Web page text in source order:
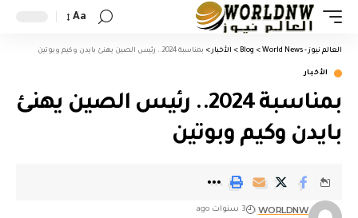
Aa
العالم نيوز - World News >
Blog
> الأخبار > بمناسبة 2024.. رئيس الصين يهنئ بايدن وكيم وبوتين
الأخبار
بمناسبة 2024.. رئيس الصين يهنئ
بايدن وكيم وبوتين
WORLDNW 3 سنوات ago